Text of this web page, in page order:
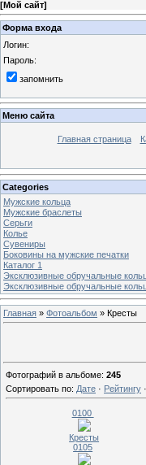
[Мой сайт]
Форма входа
Логин:
Пароль:
запомнить
Меню сайта
Главная страница
Categories
Мужские кольца
Мужские браслеты
Серьги
Колье
Сувениры
Боковины на мужские печатки
Каталог 1
Эксклюзивные обручальные
Эксклюзивные обручальные
Главная » Фотоальбом » Кресты
Фотографий в альбоме: 245
Сортировать по: Дате · Рейтингу ·
0100
Кресты
0105